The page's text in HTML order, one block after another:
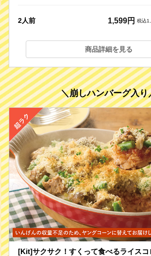
2人前 1,599円 税込
商品詳細を見る
＼崩しハンバーグ入り
[Kit]サクサク！すくって食べるライスコ